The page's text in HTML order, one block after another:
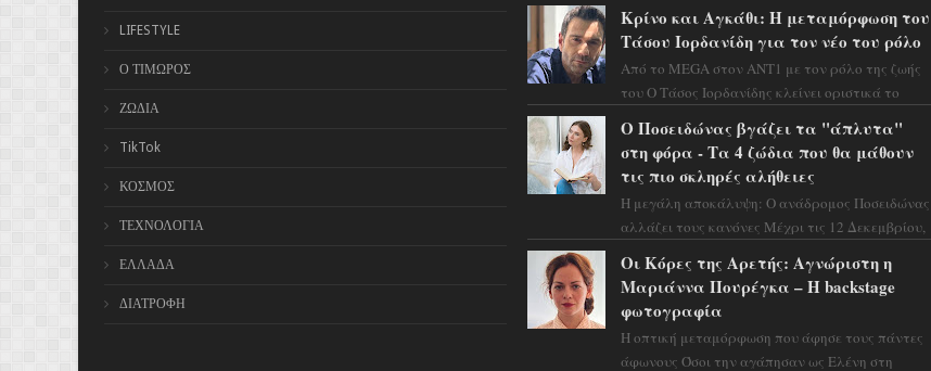
LIFESTYLE
Ο ΤΙΜΩΡΟΣ
ΖΩΔΙΑ
TikTok
ΚΟΣΜΟΣ
ΤΕΧΝΟΛΟΓΙΑ
ΕΛΛΑΔΑ
ΔΙΑΤΡΟΦΗ
προειδοποιεί: οι σελην...
Κρίνο και Αγκάθι: Η μεταμόρφωση του
Τάσου Ιορδανίδη για τον νέο του ρόλο
Από το MEGA στον ΑΝΤ1 με τον ρόλο της ζωής
του Ο Τάσος Ιορδανίδης κλείνει οριστικά το
Μόνο» ...
Ο Ποσειδώνας βγάζει τα "άπλυτα"
στη φόρα - Τα 4 ζώδια που θα μάθουν
τις πιο σκληρές αλήθειες
Η μεγάλη αποκάλυψη: Ο ανάδρομος Ποσειδώνας
αλλάζει τους κανόνες Μέχρι τις 12 Δεκεμβρίου,
μυστηρίου ...
Οι Κόρες της Αρετής: Αγνώριστη η
Μαριάννα Πουρέγκα – H backstage
φωτογραφία
Η οπτική μεταμόρφωση που άφησε τους πάντες
άφωνους Όσοι την αγάπησαν ως Ελένη στη